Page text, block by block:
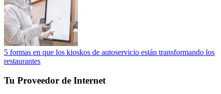
5 formas en que los kioskos de autoservicio están transformando los
restaurantes
Tu Proveedor de Internet